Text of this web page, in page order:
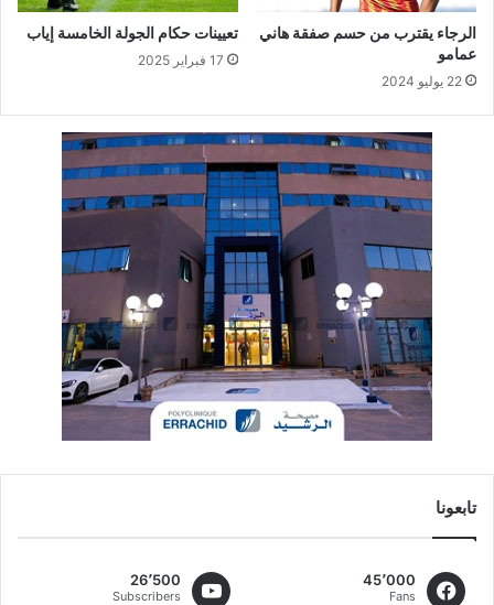
الرجاء يقترب من حسم صفقة هاني
عمامو
22 يوليو 2024
تعيينات حكام الجولة الخامسة إياب
17 فبراير 2025
تابعونا
45٬000
Fans
26٬500
Subscribers